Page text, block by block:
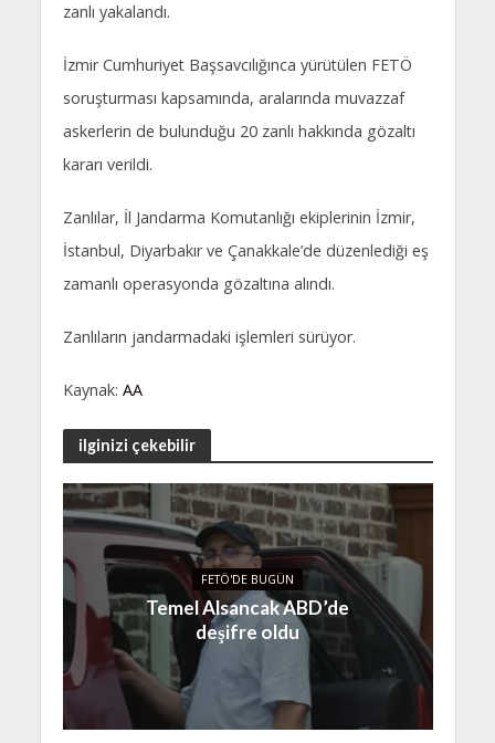
zanlı yakalandı.
İzmir Cumhuriyet Başsavcılığınca yürütülen FETÖ
soruşturması kapsamında, aralarında muvazzaf
askerlerin de bulunduğu 20 zanlı hakkında gözaltı
kararı verildi.
Zanlılar, İl Jandarma Komutanlığı ekiplerinin İzmir,
İstanbul, Diyarbakır ve Çanakkale’de düzenlediği eş
zamanlı operasyonda gözaltına alındı.
Zanlıların jandarmadaki işlemleri sürüyor.
Kaynak: AA
ilginizi çekebilir
FETÖ'DE BUGÜN
Temel Alsancak ABD’de
deşifre oldu